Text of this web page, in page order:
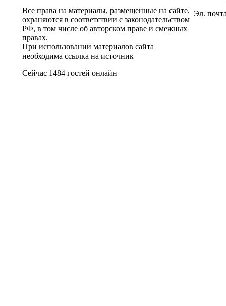
Все права на материалы, размещенные на сайте,
охраняются в соответствии с законодательством
РФ, в том числе об авторском праве и смежных
правах.
При использовании материалов сайта
необходима ссылка на источник
Сейчас 1484 гостей онлайн
Эл.